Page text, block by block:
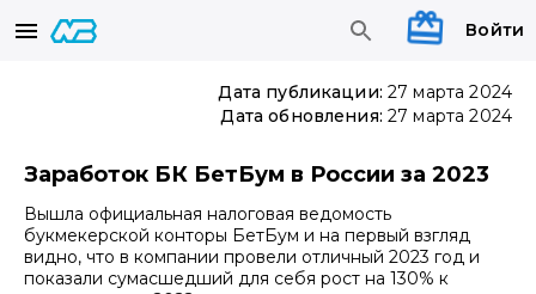
Войти
Дата публикации: 27 марта 2024
Дата обновления: 27 марта 2024
Заработок БК БетБум в России за 2023
Вышла официальная налоговая ведомость
букмекерской конторы БетБум и на первый взгляд
видно, что в компании провели отличный 2023 год и
показали сумасшедший для себя рост на 130% к